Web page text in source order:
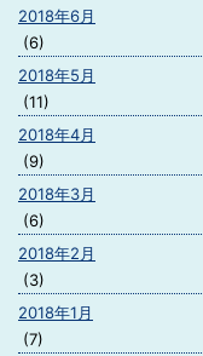
2018年6月
(6)
2018年5月
(11)
2018年4月
(9)
2018年3月
(6)
2018年2月
(3)
2018年1月
(7)